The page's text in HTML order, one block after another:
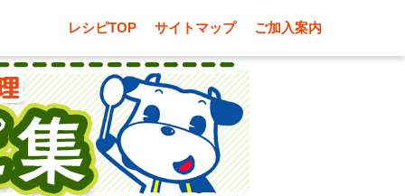
レシピTOP サイトマップ ご加入案内